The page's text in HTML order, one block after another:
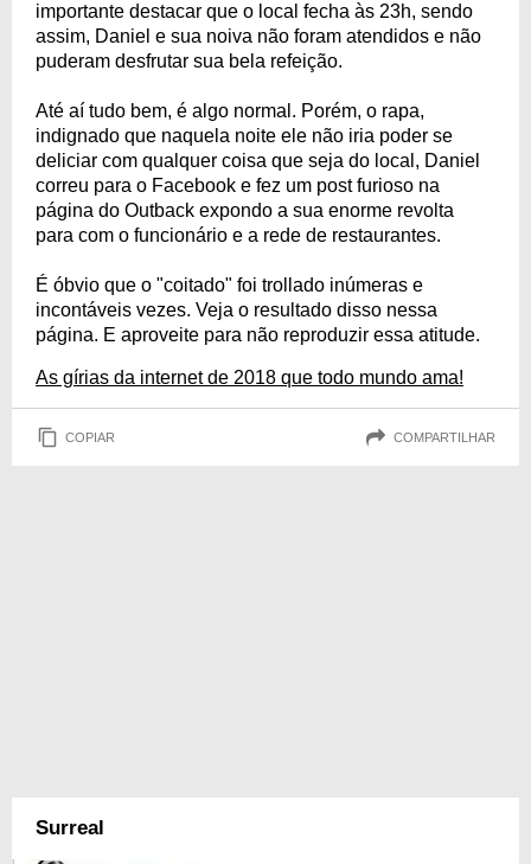
importante destacar que o local fecha às 23h, sendo
assim, Daniel e sua noiva não foram atendidos e não
puderam desfrutar sua bela refeição.
Até aí tudo bem, é algo normal. Porém, o rapa,
indignado que naquela noite ele não iria poder se
deliciar com qualquer coisa que seja do local, Daniel
correu para o Facebook e fez um post furioso na
página do Outback expondo a sua enorme revolta
para com o funcionário e a rede de restaurantes.
É óbvio que o "coitado" foi trollado inúmeras e
incontáveis vezes. Veja o resultado disso nessa
página. E aproveite para não reproduzir essa atitude.
As gírias da internet de 2018 que todo mundo ama!
COPIAR COMPARTILHAR
Surreal